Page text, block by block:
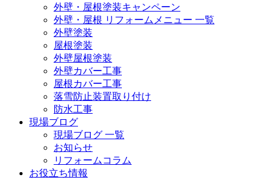
外壁・屋根塗装キャンペーン
外壁・屋根 リフォームメニュー 一覧
外壁塗装
屋根塗装
外壁屋根塗装
外壁カバー工事
屋根カバー工事
落雪防止装置取り付け
防水工事
現場ブログ
現場ブログ 一覧
お知らせ
リフォームコラム
お役立ち情報